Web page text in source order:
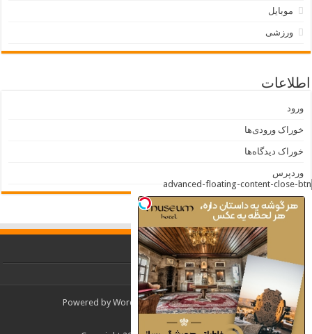
موبایل
ورزشی
اطلاعات
ورود
خوراک ورودی‌ها
خوراک دیدگاه‌ها
وردپرس
Powered by WordPress | Designed byTieLabs